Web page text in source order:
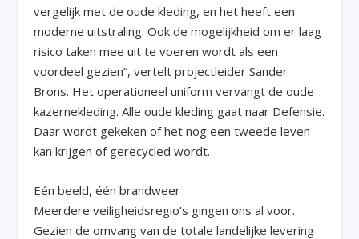
vergelijk met de oude kleding, en het heeft een
moderne uitstraling. Ook de mogelijkheid om er laag
risico taken mee uit te voeren wordt als een
voordeel gezien”, vertelt projectleider Sander
Brons. Het operationeel uniform vervangt de oude
kazernekleding. Alle oude kleding gaat naar Defensie.
Daar wordt gekeken of het nog een tweede leven
kan krijgen of gerecycled wordt.
Eén beeld, één brandweer
Meerdere veiligheidsregio’s gingen ons al voor.
Gezien de omvang van de totale landelijke levering